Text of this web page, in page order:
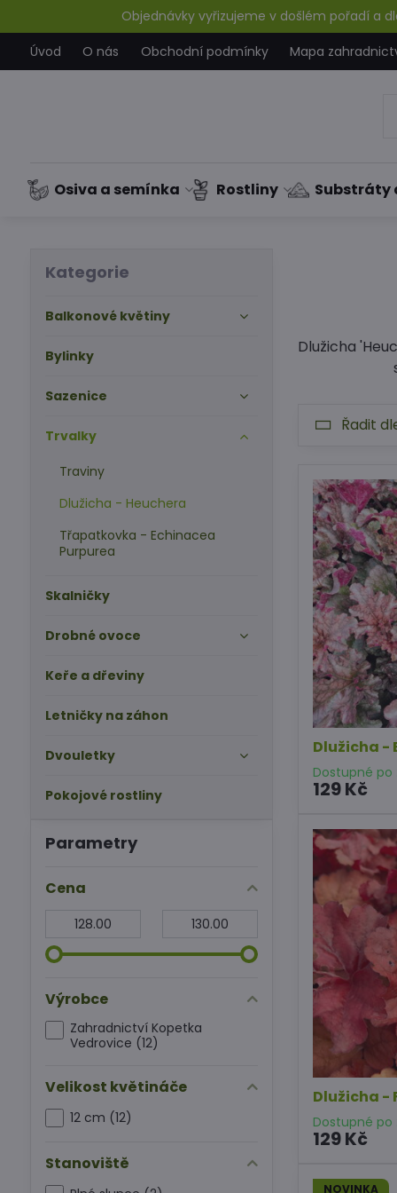
Objednávky vyřizujeme v došlém pořadí a
Úvod
O nás Obchodní podmínky Mapa
Osiva a semínka Rostliny Substráty
Dlužicha
Řadit
Dlužicha -
Dostupné po
129 Kč
Dlužicha -
Dostupné po
129 Kč
NOVINKA
Parametry
Cena
Výrobce
Zahradnictví Kopetka
Vedrovice (12)
Velikost květináče
12 cm (12)
Stanoviště
Kategorie
Balkonové květiny
Bylinky
Sazenice
Trvalky
Traviny
Dlužicha - Heuchera
Třapatkovka - Echinacea
Purpurea
Skalničky
Drobné ovoce
Keře a dřeviny
Letničky na záhon
Dvouletky
Pokojové rostliny